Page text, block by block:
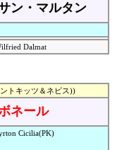
ン・マルタン
Dalmat
トキッツ＆ネビス))
ネール
Cicilia(PK)